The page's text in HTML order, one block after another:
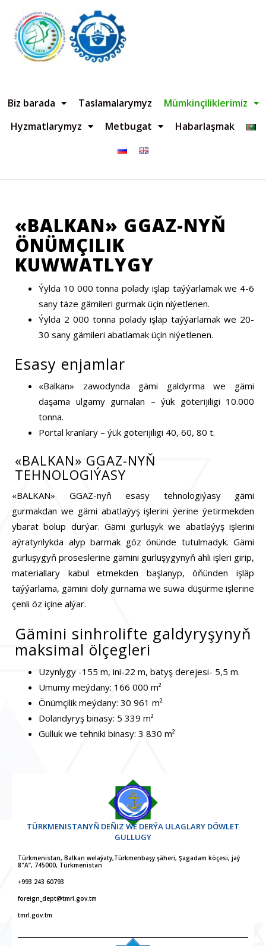
Biz barada Taslamalarymyz
Mümkinçiliklerimiz
Hyzmatlarymyz
Metbugat Habarlaşmak
«BALKAN» GGAZ-NYŇ
ÖNÜMÇILIK
KUWWATLYGY
Ýylda 10 000 tonna polady işläp taýýarlamak we 4-6
sany täze gämileri gurmak üçin niýetlenen.
Ýylda 2 000 tonna polady işläp taýýarlamak we 20-
30 sany gämileri abatlamak üçin niýetlenen.
Esasy enjamlar
«Balkan» zawodynda gämi galdyrma we gämi
daşama ulgamy gurnalan – ýük göterijiligi 10.000
tonna.
Portal kranlary – ýük göterijiligi 40, 60, 80 t.
«BALKAN» GGAZ-NYŇ
TEHNOLOGIÝASY
«BALKAN» GGAZ-nyň esasy tehnologiýasy gämi
gurmakdan we gämi abatlaýyş işlerini ýerine ýetirmekden
ybarat bolup durýar. Gämi gurluşyk we abatlaýyş işlerini
aýratynlykda alyp barmak göz önünde tutulmadyk. Gämi
gurluşygyň proseslerine gämini gurluşygynyň ähli işleri girip,
materiallary kabul etmekden başlanyp, öňünden işläp
taýýarlama, gämini doly gurnama we suwa düşürme işlerine
çenli öz içine alýar.
Gämini sinhrolifte galdyryşynyň
maksimal ölçegleri
Uzynlygy -155 m, ini-22 m, batyş derejesi- 5,5 m.
Umumy meýdany: 166 000 m²
Önümçilik meýdany: 30 961 m²
Dolandyryş binasy: 5 339 m²
Gulluk we tehniki binasy: 3 830 m²
TÜRKMENISTANYŇ DEŇIZ WE DERÝA ULAGLARY DÖWLET
GULLUGY
Türkmenistan, Balkan welaýaty,Türkmenbaşy şäheri, Şagadam köçesi, jaý
8″A”, 745000, Türkmenistan
+993 243 60793
foreign_dept@tmrl.gov.tm
tmrl.gov.tm